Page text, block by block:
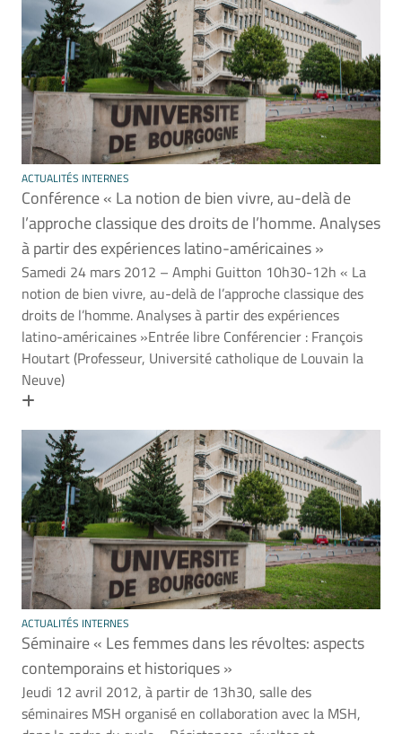
ACTUALITÉS INTERNES
Conférence « La notion de bien vivre, au-delà de
l’approche classique des droits de l’homme. Analyses
à partir des expériences latino-américaines »
Samedi 24 mars 2012 – Amphi Guitton 10h30-12h « La
notion de bien vivre, au-delà de l’approche classique des
droits de l’homme. Analyses à partir des expériences
latino-américaines »Entrée libre Conférencier : François
Houtart (Professeur, Université catholique de Louvain la
Neuve)
ACTUALITÉS INTERNES
Séminaire « Les femmes dans les révoltes: aspects
contemporains et historiques »
Jeudi 12 avril 2012, à partir de 13h30, salle des
séminaires MSH organisé en collaboration avec la MSH,